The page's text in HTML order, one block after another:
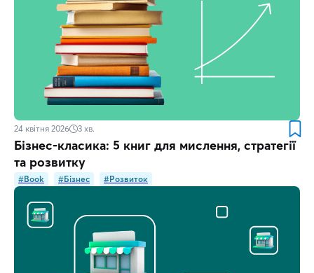
24 квітня 2026 3 хв.
Бізнес-класика: 5 книг для мислення, стратегії
та розвитку
#Book #Бізнес #Розвиток